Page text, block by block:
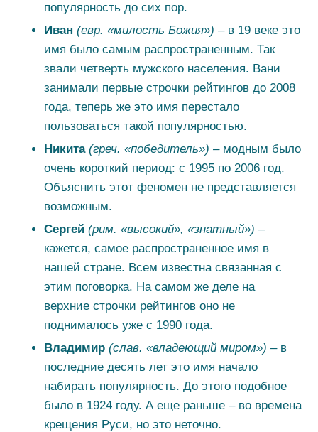
популярность до сих пор.
Иван (евр. «милость Божия») – в 19 веке это
имя было самым распространенным. Так
звали четверть мужского населения. Вани
занимали первые строчки рейтингов до 2008
года, теперь же это имя перестало
пользоваться такой популярностью.
Никита(греч. «победитель») – модным было
очень короткий период: с 1995 по 2006 год.
Объяснить этот феномен не представляется
возможным.
Сергей(рим. «высокий», «знатный»)–
кажется, самое распространенное имя в
нашей стране. Всем известна связанная с
этим поговорка. На самом же деле на
верхние строчки рейтингов оно не
поднималось уже с 1990 года.
Владимир(слав. «владеющий миром») – в
последние десять лет это имя начало
набирать популярность. До этого подобное
было в 1924 году. А еще раньше – во времена
крещения Руси, но это неточно.